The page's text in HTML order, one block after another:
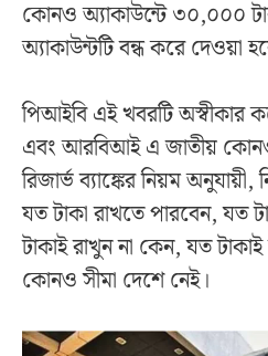
কোনও অ্যাকাউন্টে ৩০,০০০
অ্যাকাউন্টটি বন্ধ করে দেওয়া
পিআইবি এই খবরটি অস্বীকার
এবং আরবিআই এ জাতীয়
রিজার্ভ ব্যাঙ্কের নিয়ম অনুযায়ী,
যত টাকা রাখতে পারবেন, যত
টাকাই রাখুন না কেন, যত
কোনও সীমা দেশে নেই।